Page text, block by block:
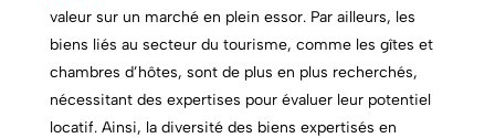
valeur sur un marché en plein essor. Par ailleurs, les
biens liés au secteur du tourisme, comme les gîtes et
chambres d’hôtes, sont de plus en plus recherchés,
nécessitant des expertises pour évaluer leur potentiel
locatif. Ainsi, la diversité des biens expertisés en